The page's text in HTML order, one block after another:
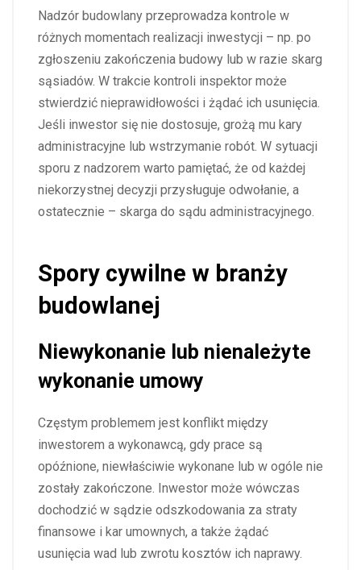
Nadzór budowlany przeprowadza kontrole w
różnych momentach realizacji inwestycji – np. po
zgłoszeniu zakończenia budowy lub w razie skarg
sąsiadów. W trakcie kontroli inspektor może
stwierdzić nieprawidłowości i żądać ich usunięcia.
Jeśli inwestor się nie dostosuje, grożą mu kary
administracyjne lub wstrzymanie robót. W sytuacji
sporu z nadzorem warto pamiętać, że od każdej
niekorzystnej decyzji przysługuje odwołanie, a
ostatecznie – skarga do sądu administracyjnego.
Spory cywilne w branży
budowlanej
Niewykonanie lub nienależyte
wykonanie umowy
Częstym problemem jest konflikt między
inwestorem a wykonawcą, gdy prace są
opóźnione, niewłaściwie wykonane lub w ogóle nie
zostały zakończone. Inwestor może wówczas
dochodzić w sądzie odszkodowania za straty
finansowe i kar umownych, a także żądać
usunięcia wad lub zwrotu kosztów ich naprawy.